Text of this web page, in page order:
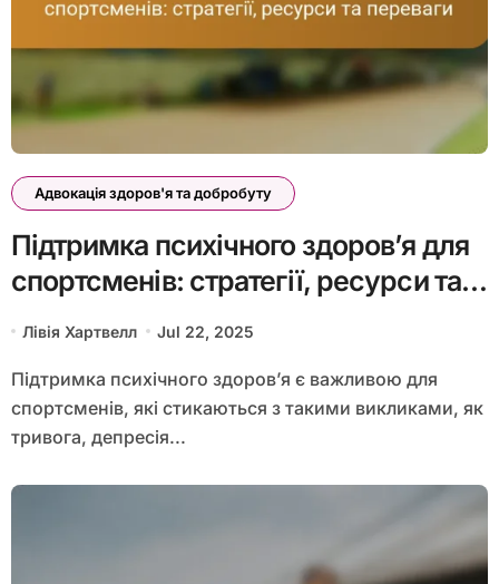
Адвокація здоров'я та добробуту
Підтримка психічного здоров’я для
спортсменів: стратегії, ресурси та
Лівія Хартвелл Jul 22, 2025
Підтримка психічного здоров’я є важливою для
спортсменів, які стикаються з такими викликами, як
тривога, депресія...